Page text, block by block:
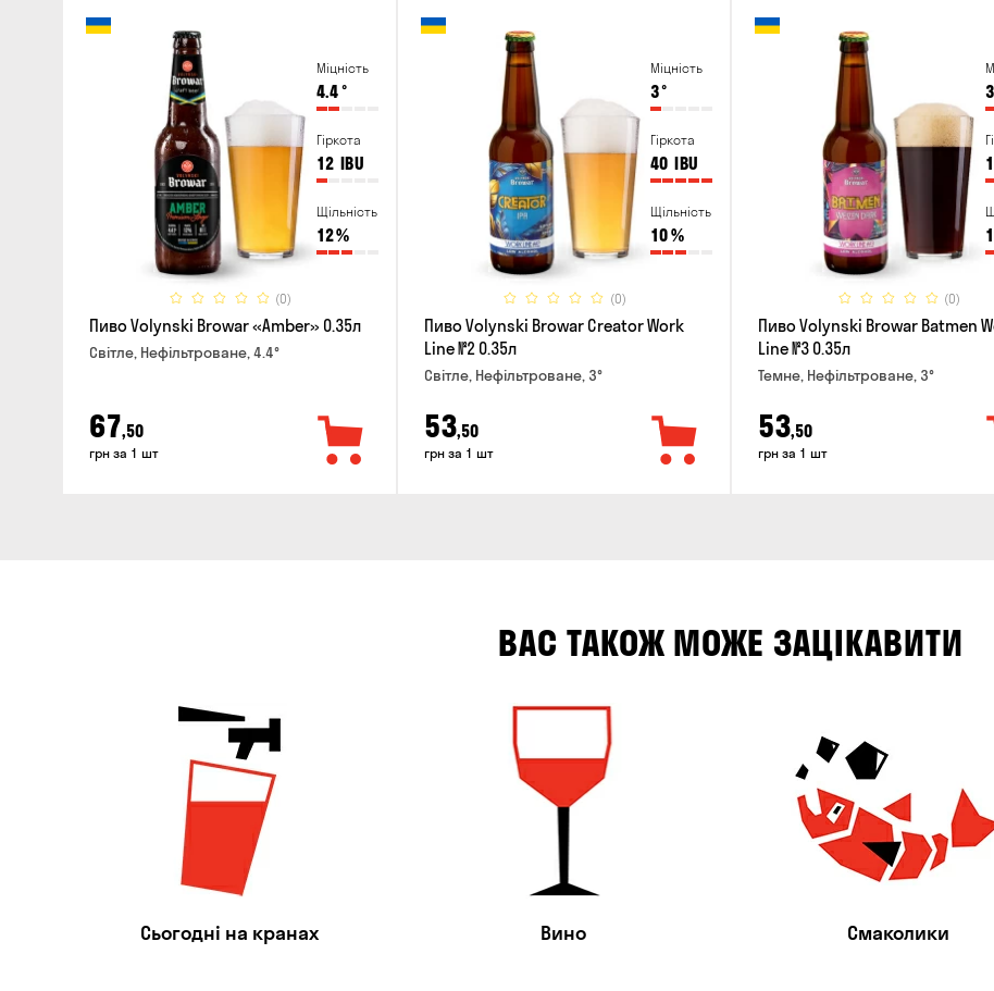
Міцність
4.4°
Гіркота
12 IBU
Щільність
12%
(0)
Пиво Volynski Browar «Amber» 0.35л
Світле, Нефільтроване, 4.4°
67,50
грн за 1 шт
Міцність
3°
Гіркота
40 IBU
Щільність
10%
(0)
Пиво Volynski Browar Creator Work
Line №2 0.35л
Світле, Нефільтроване, 3°
53,50
грн за 1 шт
3
(0)
Пиво Volynski Browar Batmen
Line №3 0.35л
Темне, Нефільтроване, 3°
53,50
грн за 1 шт
ВАС ТАКОЖ МОЖЕ ЗАЦІКАВИТИ
Сьогодні на кранах Вино Смаколики